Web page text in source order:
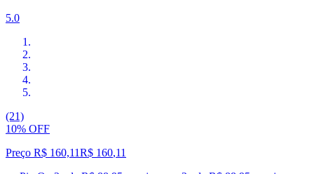
5.0
(21)
10% OFF
Preço R$ 160,11R$ 160,11